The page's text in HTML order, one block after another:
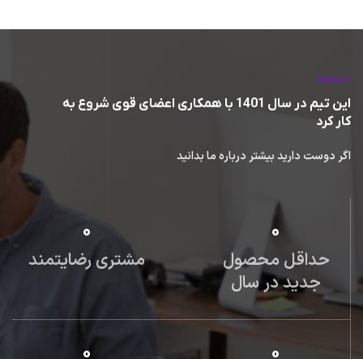
تاریخچه
این تیم در سال 1401 با همکاری اعضای قوی شروع به
کار کرد
اگر دوست دارید بیشتر درباره ما بدانید
0
حداقل محصول
جدید در سال
0
مشتری رضایتمند